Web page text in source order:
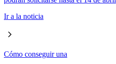
Ir a la noticia
Cómo conseguir una